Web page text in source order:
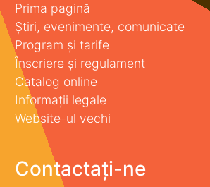
Prima pagină
Știri, evenimente, comunicate
Program și tarife
Înscriere și regulament
Catalog online
Informații legale
Website-ul vechi
Contactați-ne